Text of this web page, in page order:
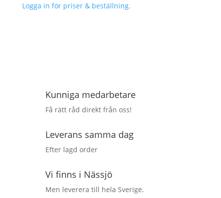
Logga in för priser & beställning.
Kunniga medarbetare
Få rätt råd direkt från oss!
Leverans samma dag
Efter lagd order
Vi finns i Nässjö
Men leverera till hela Sverige.